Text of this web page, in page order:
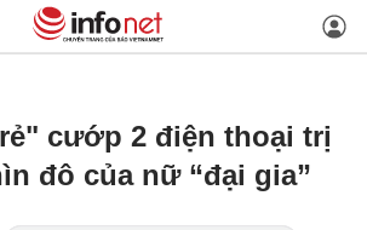
cướp 2 điện thoại trị
đô của nữ “đại gia”